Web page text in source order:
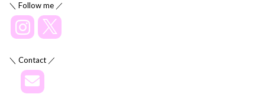
＼ Follow me ／
＼ Contact ／